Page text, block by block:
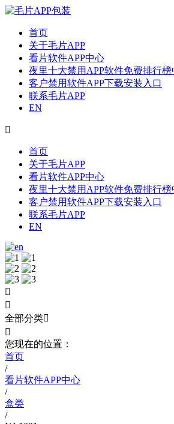
首页
关于毛片APP
看片软件APP中心
夜里十大禁用APP软件免费排行榜
客户禁用软件APP下载安装入口
联系毛片APP
EN

首页
关于毛片APP
看片软件APP中心
夜里十大禁用APP软件免费排行榜
客户禁用软件APP下载安装入口
联系毛片APP
EN


全部分类

您现在的位置：
首页
/
看片软件APP中心
/
盒类
/